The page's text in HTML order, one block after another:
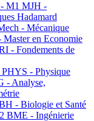
M1 MJH -
Hadamard
- Mécanique
en Economie
- Fondements de
- Physique
- Analyse,
- Biologie et Santé
BME - Ingénierie